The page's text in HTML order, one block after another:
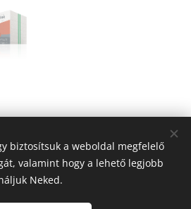
11385497-2-05
biztosítsuk a weboldal megfelelő
valamint hogy a lehető legjobb
Neked.